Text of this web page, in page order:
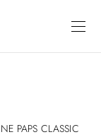
PAPS CLASSIC